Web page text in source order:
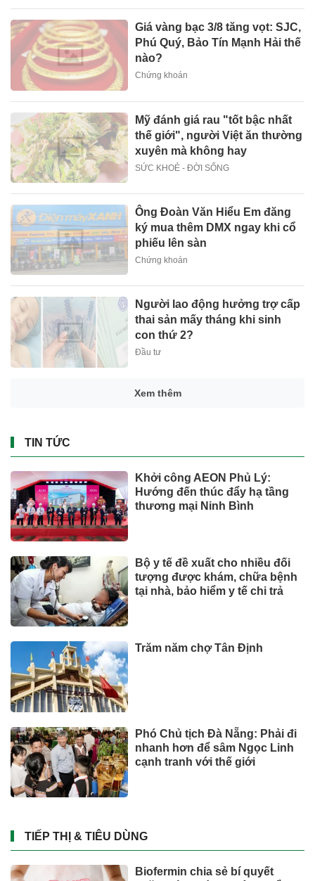
Giá vàng bạc 3/8 tăng vọt: SJC,
Phú Quý, Bảo Tín Mạnh Hải thế
nào?
Chứng khoán
Mỹ đánh giá rau "tốt bậc nhất
thế giới", người Việt ăn thường
xuyên mà không hay
SỨC KHOẺ - ĐỜI SỐNG
Ông Đoàn Văn Hiểu Em đăng
ký mua thêm DMX ngay khi cổ
phiếu lên sàn
Chứng khoán
Người lao động hưởng trợ cấp
thai sản mấy tháng khi sinh
con thứ 2?
Đầu tư
Xem thêm
TIN TỨC
Khởi công AEON Phủ Lý:
Hướng đến thúc đẩy hạ tầng
thương mại Ninh Bình
Bộ y tế đề xuất cho nhiều đối
tượng được khám, chữa bệnh
tại nhà, bảo hiểm y tế chi trả
Trăm năm chợ Tân Định
Phó Chủ tịch Đà Nẵng: Phải đi
nhanh hơn để sâm Ngọc Linh
cạnh tranh với thế giới
TIẾP THỊ & TIÊU DÙNG
Biofermin chia sẻ bí quyết